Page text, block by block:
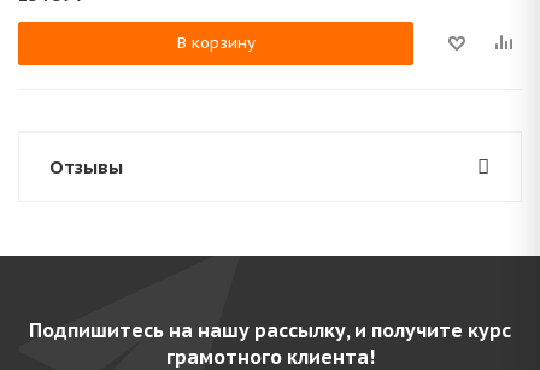
В корзину
Отзывы
Подпишитесь на нашу рассылку, и получите курс
грамотного клиента!